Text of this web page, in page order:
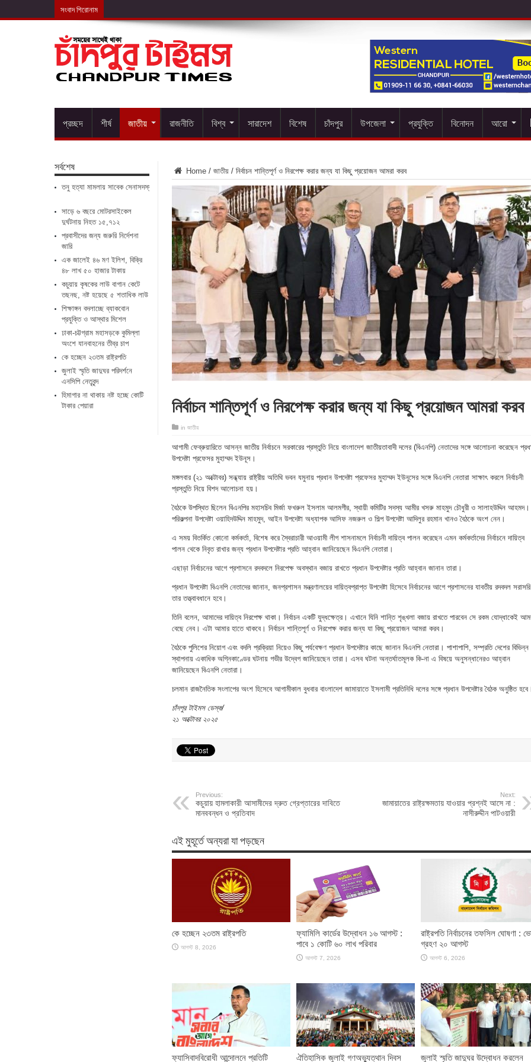
সংবাদ শিরোনাম
প্রচ্ছদ শীর্ষ জাতীয় রাজনীতি বিশ্ব সারাদেশ বিশেষ চাঁদপুর উপজেলা প্রযুক্তি বিনোদন আরো
Home / জাতীয় / নির্বাচন শান্তিপূর্ণ ও নিরপেক্ষ করার জন্য যা কিছু প্রয়োজন আমরা করব
নির্বাচন শান্তিপূর্ণ ও নিরপেক্ষ করার জন্য যা কিছু প্রয়োজন আমরা করব
in জাতীয়
আগামী ফেব্রুয়ারিতে আসন্ন জাতীয় নির্বাচনে সরকারের প্রস্তুতি নিয়ে বাংলাদেশ জাতীয়তাবাদী দলের (বিএনপি) নেতাদের সঙ্গে আলোচনা করেছেন
উপদেষ্টা প্রফেসর মুহাম্মদ ইউনূস।
মঙ্গলবার (২১ অক্টোবর) সন্ধ্যায় রাষ্ট্রীয় অতিথি ভবন যমুনায় প্রধান উপদেষ্টা প্রফেসর মুহাম্মদ ইউনূসের সঙ্গে বিএনপি নেতারা সাক্ষাৎ করলে নির্বাচনী
প্রস্তুতি নিয়ে বিশদ আলোচনা হয়।
বৈঠকে উপস্থিত ছিলেন বিএনপির মহাসচিব মির্জা ফখরুল ইসলাম আলমগীর, স্থায়ী কমিটির সদস্য আমীর খসরু মাহমুদ চৌধুরী ও সালাহউদ্দিন আহমদ।
পরিকল্পনা উপদেষ্টা ওয়াহিদউদ্দিন মাহমুদ, আইন উপদেষ্টা অধ্যাপক আসিফ নজরুল ও শিল্প উপদেষ্টা আদিলুর রহমান খানও বৈঠকে অংশ নেন।
এ সময় বিতর্কিত কোনো কর্মকর্তা, বিশেষ করে স্বৈরাচারী আওয়ামী লীগ শাসনামলে নির্বাচনী দায়িত্ব পালন করেছেন এমন কর্মকর্তাদের নির্বাচনে দায়িত্ব
পালন থেকে নিবৃত রাখার জন্য প্রধান উপদেষ্টার প্রতি আহ্বান জানিয়েছেন বিএনপি নেতারা।
এছাড়া নির্বাচনের আগে প্রশাসনে রদবদলে নিরপেক্ষ অবস্থান বজায় রাখতে প্রধান উপদেষ্টার প্রতি আহ্বান জানান তারা।
প্রধান উপদেষ্টা বিএনপি নেতাদের জানান, জনপ্রশাসন মন্ত্রণালয়ের দায়িত্বপ্রাপ্ত উপদেষ্টা হিসেবে নির্বাচনের আগে প্রশাসনের যাবতীয় রদবদল সরাসরি
তার তত্ত্বাবধানে হবে।
তিনি বলেন, আমাদের দায়িত্ব নিরপেক্ষ থাকা। নির্বাচন একটি যুদ্ধক্ষেত্র। এখানে যিনি শান্তি শৃঙ্খলা বজায় রাখতে পারবেন সে রকম যোদ্ধাকেই
বেছে নেব। এটা আমার হাতে থাকবে। নির্বাচন শান্তিপূর্ণ ও নিরপেক্ষ করার জন্য যা কিছু প্রয়োজন আমরা করব।
বৈঠকে পুলিশের নিয়োগ এবং বদলি প্রক্রিয়া নিয়েও কিছু পর্যবেক্ষণ প্রধান উপদেষ্টার কাছে জানান বিএনপি নেতারা। পাশাপাশি, সম্প্রতি দেশের বিভিন্ন
স্থাপনায় একাধিক অগ্নিকাণ্ডের ঘটনায় গভীর উদ্বেগ জানিয়েছেন তারা। এসব ঘটনা অন্তর্ঘাতমূলক কি-না এ বিষয়ে অনুসন্ধানেরও আহ্বান
জানিয়েছেন বিএনপি নেতারা।
চলমান রাজনৈতিক সংলাপের অংশ হিসেবে আগামীকাল বুধবার বাংলাদেশ জামায়াতে ইসলামী প্রতিনিধি দলের সঙ্গে প্রধান উপদেষ্টার বৈঠক অনুষ্ঠিত
চাঁদপুর টাইমস ডেস্ক/
২১ অক্টোবর ২০২৫
Previous:
কচুয়ায় হামলাকারী আসামীদের দ্রুত গ্রেপ্তারের দাবিতে
মানববন্ধন ও প্রতিবাদ
Next:
জামায়াতের রাষ্ট্রক্ষমতায় যাওয়ার প্রশ্নই আসে না :
নাসীরুদ্দীন পাটওয়ারী
এই মুহূর্তে অন্যরা যা পড়ছেন
কে হচ্ছেন ২৩তম রাষ্ট্রপতি
আগস্ট 8, 2026
ফ্যামিলি কার্ডের উদ্বোধন ১৬ আগস্ট :
পাবে ১ কোটি ৬০ লাখ পরিবার
আগস্ট 7, 2026
রাষ্ট্রপতি নির্বাচনের তফসিল ঘোষণা :
গ্রহণ ২০ আগস্ট
আগস্ট 6, 2026
ফ্যাসিবাদবিরোধী আন্দোলনে প্রতিটি ঐতিহাসিক জুলাই গণঅভ্যুত্থান দিবস জুলাই স্মৃতি জাদুঘর উদ্বোধন করলেন
সর্বশেষ
তনু হত্যা মামলায় সাবেক সেনাসদস্য ফের গ্রেপ্তার
সাড়ে ৬ বছরে মোটরসাইকেল
দুর্ঘটনায় নিহত ১৫,৭১২
প্রবাসীদের জন্য জরুরি নির্দেশনা
জারি
এক জালেই ৪৬ মণ ইলিশ, বিক্রি
৪৮ লাখ ৫০ হাজার টাকায়
কচুয়ায় কৃষকের লাউ বাগান কেটে
তছনছ, নষ্ট হয়েছে ৫ শতাধিক লাউ
শিক্ষাঙ্গন বদলাচ্ছে ব্যাকবোন
প্রযুক্তি ও আস্থার মিশেল
ঢাকা-চট্টগ্রাম মহাসড়কে কুমিল্লা
অংশে যানবাহনের তীব্র চাপ
কে হচ্ছেন ২৩তম রাষ্ট্রপতি
জুলাই স্মৃতি জাদুঘর পরিদর্শনে
এনসিপি নেতৃবৃন্দ
হিমাগার না থাকায় নষ্ট হচ্ছে কোটি
টাকার পেয়ারা